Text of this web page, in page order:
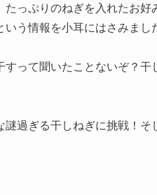
たっぷりのねぎを入れたお
いう情報を小耳にはさみまし
すって聞いたことないぞ？
謎過ぎる干しねぎに挑戦！